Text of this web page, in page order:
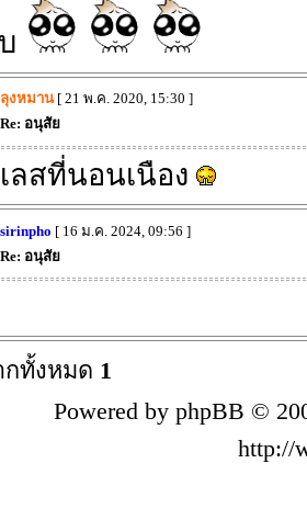
ลุงหมาน[ 21 พ.ค. 2020, 15:30 ]
Re: อนุสัย
ลสที่นอนเนือง
sirinpho [ 16 ม.ค. 2024, 09:56 ]
Re: อนุสัย
กทั้งหมด 1
Powered by phpBB ©
http://